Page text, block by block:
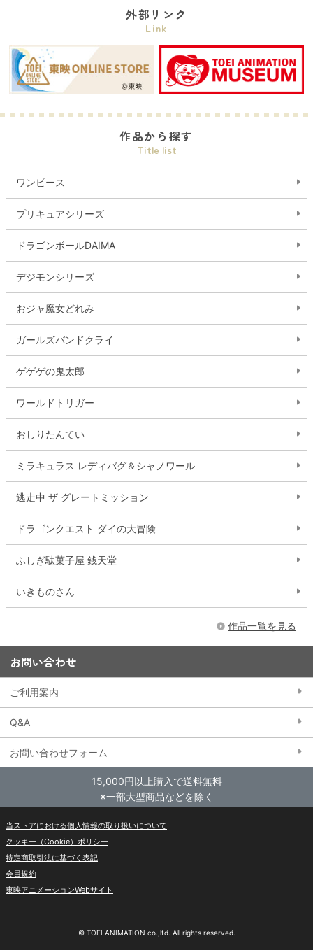
外部リンク
Link
作品から探す
Title list
ワンピース
プリキュアシリーズ
ドラゴンボールDAIMA
デジモンシリーズ
おジャ魔女どれみ
ガールズバンドクライ
ゲゲゲの鬼太郎
ワールドトリガー
おしりたんてい
ミラキュラス レディバグ＆シャノワール
逃走中 ザ グレートミッション
ドラゴンクエスト ダイの大冒険
ふしぎ駄菓子屋 銭天堂
いきものさん
作品一覧を見る
お問い合わせ
ご利用案内
Q&A
お問い合わせフォーム
15,000円以上購入で送料無料
※一部大型商品などを除く
当ストアにおける個人情報の取り扱いについて
クッキー（Cookie）ポリシー
特定商取引法に基づく表記
会員規約
東映アニメーションWebサイト
© TOEI ANIMATION co.,ltd. All rights reserved.